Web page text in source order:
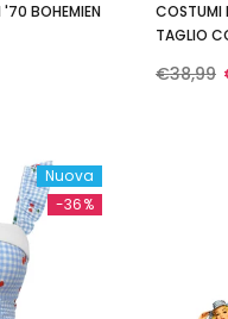
'70 BOHEMIEN
COSTUMI
TAGLIO
€38,99
Nuova
-36%